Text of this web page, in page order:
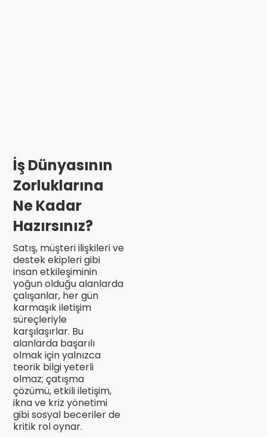
İş Dünyasının
Zorluklarına
Ne Kadar
Hazırsınız?
Satış, müşteri ilişkileri ve
destek ekipleri gibi
insan etkileşiminin
yoğun olduğu alanlarda
çalışanlar, her gün
karmaşık iletişim
süreçleriyle
karşılaşırlar. Bu
alanlarda başarılı
olmak için yalnızca
teorik bilgi yeterli
olmaz; çatışma
çözümü, etkili iletişim,
ikna ve kriz yönetimi
gibi sosyal beceriler de
kritik rol oynar.